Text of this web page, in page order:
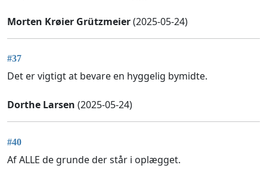
Morten Krøier Grützmeier(2025-05-24)
#37
Det er vigtigt at bevare en hyggelig bymidte.
Dorthe Larsen (2025-05-24)
#40
Af ALLE de grunde der står i oplægget.